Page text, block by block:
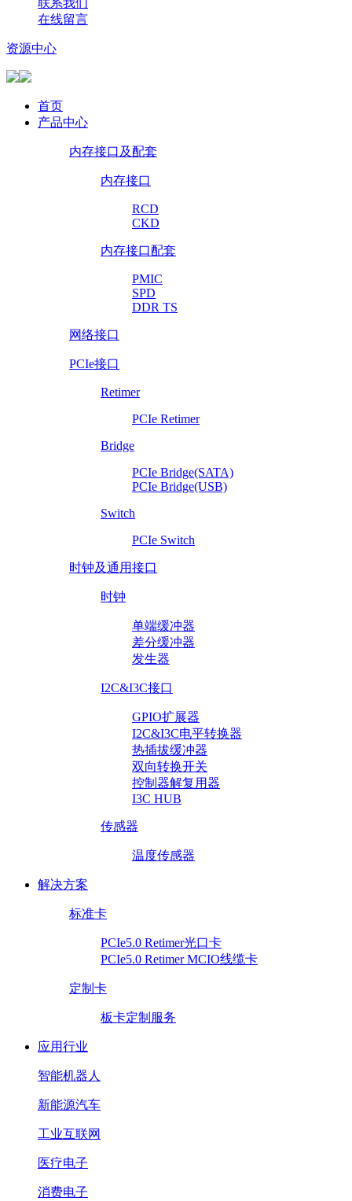
联系我们
在线留言
资源中心
首页
产品中心
内存接口及配套
内存接口
RCD
CKD
内存接口配套
PMIC
SPD
DDR TS
网络接口
PCIe接口
Retimer
PCIe Retimer
Bridge
PCIe Bridge(SATA)
PCIe Bridge(USB)
Switch
PCIe Switch
时钟及通用接口
时钟
单端缓冲器
差分缓冲器
发生器
I2C&I3C接口
GPIO扩展器
I2C&I3C电平转换器
热插拔缓冲器
双向转换开关
控制器解复用器
I3C HUB
传感器
温度传感器
解决方案
标准卡
PCIe5.0 Retimer光口卡
PCIe5.0 Retimer MCIO线缆卡
定制卡
板卡定制服务
应用行业
智能机器人
新能源汽车
工业互联网
医疗电子
消费电子